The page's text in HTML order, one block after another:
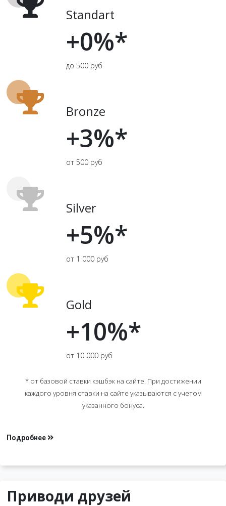
Standart
+0%*
до 500 руб
Bronze
+3%*
от 500 руб
Silver
+5%*
от 1 000 руб
Gold
+10%*
от 10 000 руб
* от базовой ставки кэшбэк на сайте. При достижении
каждого уровня ставки на сайте указываются с учетом
указанного бонуса.
Подробнее
Приводи друзей